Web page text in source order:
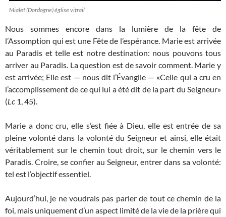
Mialet (Dordogne) église vitrail
Nous sommes encore dans la lumière de la fête de
l’Assomption qui est une Fête de l’espérance. Marie est arrivée
au Paradis et telle est notre destination: nous pouvons tous
arriver au Paradis. La question est de savoir comment. Marie y
est arrivée; Elle est — nous dit l’Évangile — «Celle qui a cru en
l’accomplissement de ce qui lui a été dit de la part du Seigneur»
(Lc 1, 45).
Marie a donc cru, elle s’est fiée à Dieu, elle est entrée de sa
pleine volonté dans la volonté du Seigneur et ainsi, elle était
véritablement sur le chemin tout droit, sur le chemin vers le
Paradis. Croire, se confier au Seigneur, entrer dans sa volonté:
tel est l’objectif essentiel.
Aujourd’hui, je ne voudrais pas parler de tout ce chemin de la
foi, mais uniquement d’un aspect limité de la vie de la prière qui